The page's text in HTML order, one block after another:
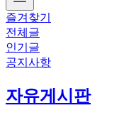
즐겨찾기
전체글
인기글
공지사항
자유게시판